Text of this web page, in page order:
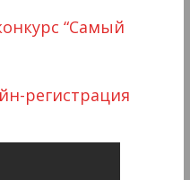
“Самый
регистрация